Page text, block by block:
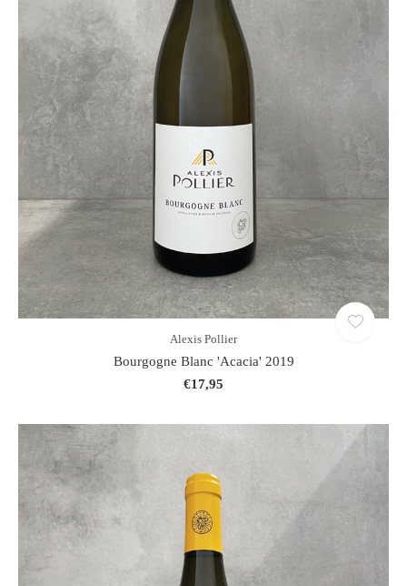
Alexis Pollier
Bourgogne Blanc 'Acacia' 2019
€17,95